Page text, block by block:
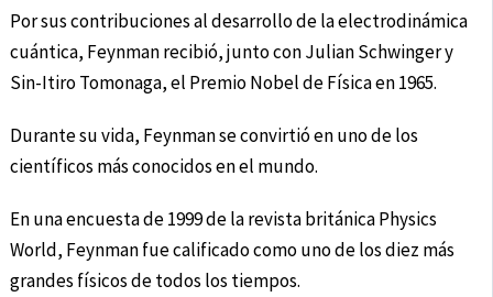
Por sus contribuciones al desarrollo de la electrodinámica
cuántica, Feynman recibió, junto con Julian Schwinger y
Sin-Itiro Tomonaga, el Premio Nobel de Física en 1965.
Durante su vida, Feynman se convirtió en uno de los
científicos más conocidos en el mundo.
En una encuesta de 1999 de la revista británica Physics
World, Feynman fue calificado como uno de los diez más
grandes físicos de todos los tiempos.